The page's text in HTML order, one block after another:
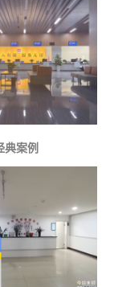
典案例